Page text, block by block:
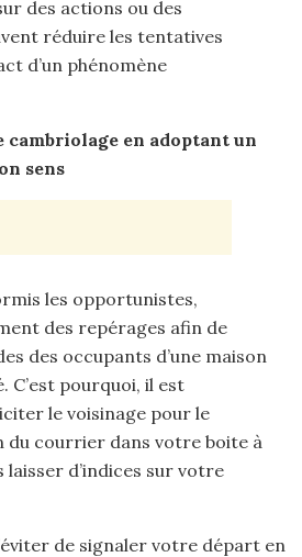
des actions ou des
réduire les tentatives
d’un phénomène
cambriolage en adoptant un
sens
les opportunistes,
des repérages afin de
des occupants d’une maison
C’est pourquoi, il est
le voisinage pour le
du courrier dans votre boite à
d’indices sur votre
de signaler votre départ en